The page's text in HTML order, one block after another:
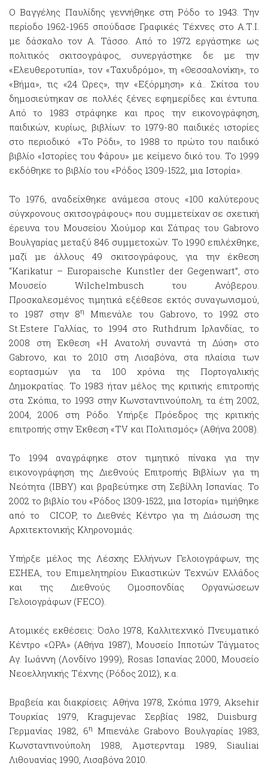
Ο Βαγγέλης Παυλίδης γεννήθηκε στη Ρόδο το 1943. Την
περίοδο 1962-1965 σπούδασε Γραφικές Τέχνες στο Α.Τ.Ι.
με δάσκαλο τον Α. Τάσσο. Από το 1972 εργάστηκε ως
πολιτικός σκιτσογράφος, συνεργάστηκε δε με την
«Ελευθεροτυπία», τον «Ταχυδρόμο», τη «Θεσσαλονίκη», το
«Βήμα», τις «24 Ώρες», την «Εξόρμηση» κ.ά.. Σκίτσα του
δημοσιεύτηκαν σε πολλές ξένες εφημερίδες και έντυπα.
Από το 1983 στράφηκε και προς την εικονογράφηση,
παιδικών, κυρίως, βιβλίων: το 1979-80 παιδικές ιστορίες
στο περιοδικό «Το Ρόδι», το 1988 το πρώτο του παιδικό
βιβλίο «Ιστορίες του Φάρου» με κείμενο δικό του. Το 1999
εκδόθηκε το βιβλίο του «Ρόδος 1309-1522, μια Ιστορία».
Το 1976, αναδείχθηκε ανάμεσα στους «100 καλύτερους
σύγχρονους σκιτσογράφους» που συμμετείχαν σε σχετική
έρευνα του Μουσείου Χιούμορ και Σάτιρας του Gabrovo
Βουλγαρίας μεταξύ 846 συμμετοχών. Το 1990 επιλέχθηκε,
μαζί με άλλους 49 σκιτσογράφους, για την έκθεση
“Karikatur – Europaische Kunstler der Gegenwart”, στο
Μουσείο Wilchelmbusch του Ανόβερου.
Προσκαλεσμένος τιμητικά εξέθεσε εκτός συναγωνισμού,
το 1987 στην 8η
Μπιενάλε του Gabrovo, το 1992 στο
St.Estere Γαλλίας, το 1994 στο Ruthdrum Ιρλανδίας, το
2008 στη Έκθεση «Η Ανατολή συναντά τη Δύση» στο
Gabrovo, και το 2010 στη Λισαβόνα, στα πλαίσια των
εορτασμών για τα 100 χρόνια της Πορτογαλικής
Δημοκρατίας. Το 1983 ήταν μέλος της κριτικής επιτροπής
στα Σκόπια, το 1993 στην Κωνσταντινούπολη, τα έτη 2002,
2004, 2006 στη Ρόδο. Υπήρξε Πρόεδρος της κριτικής
επιτροπής στην Έκθεση «TV και Πολιτισμός» (Αθήνα 2008).
Το 1994 αναγράφηκε στον τιμητικό πίνακα για την
εικονογράφηση της Διεθνούς Επιτροπής Βιβλίων για τη
Νεότητα (IBBY) και βραβεύτηκε στη Σεβίλλη Ισπανίας. Το
2002 το βιβλίο του «Ρόδος 1309-1522, μια Ιστορία» τιμήθηκε
από το CICOP, το Διεθνές Κέντρο για τη Διάσωση της
Αρχιτεκτονικής Κληρονομιάς.
Υπήρξε μέλος της Λέσχης Ελλήνων Γελοιογράφων, της
ΕΣΗΕΑ, του Επιμελητηρίου Εικαστικών Τεχνών Ελλάδος
και της Διεθνούς Ομοσπονδίας Οργανώσεων
Γελοιογράφων (FECO).
Ατομικές εκθέσεις: Όσλο 1978, Καλλιτεχνικό Πνευματικό
Κέντρο «ΩΡΑ» (Αθήνα 1987), Μουσείο Ιπποτών Τάγματος
Αγ. Ιωάννη (Λονδίνο 1999), Rosas Ισπανίας 2000, Μουσείο
Νεοελληνικής Τέχνης (Ρόδος 2012), κ.α.
Βραβεία και διακρίσεις: Αθήνα 1978, Σκόπια 1979, Aksehir
Τουρκίας 1979, Kragujevac Σερβίας 1982, Duisburg
Γερμανίας 1982, 6η
Μπιενάλε Grabovo Βουλγαρίας 1983,
Κωνσταντινούπολη 1988, Άμστερνταμ 1989, Siauliai
Λιθουανίας 1990, Λισαβόνα 2010.